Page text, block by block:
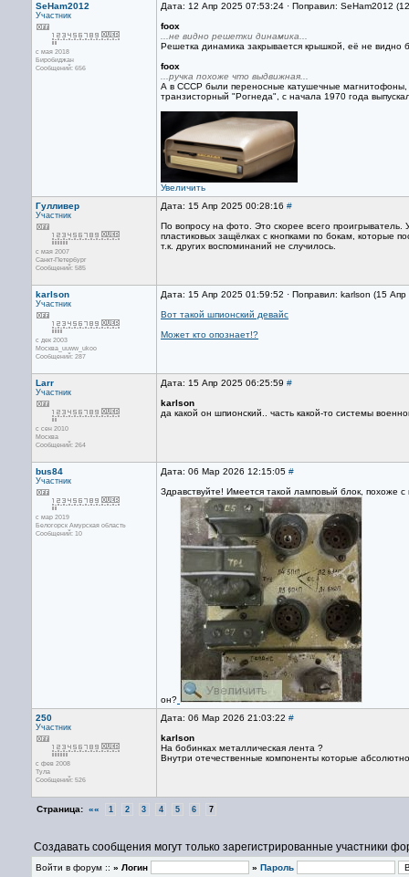
SeHam2012
Участник
с мая 2018
Биробиджан
Сообщений: 656
Дата: 12 Апр 2025 07:53:24 · Поправил: SeHam2012
foox
...не видно решетки динамика...
Решетка динамика закрывается крышкой, её не видно
foox
...ручка похоже что выдвижная...
А в СССР были переносные катушечные магнитофоны,
транзисторный "Рогнеда", с начала 1970 года
Увеличить
Гулливер
Участник
с мая 2007
Санкт-Петербург
Сообщений: 585
Дата: 15 Апр 2025 00:28:16 #
По вопросу на фото. Это скорее всего
пластиковых защёлках с кнопками по бокам, которые
т.к. других воспоминаний не случилось.
karlson
Участник
с дек 2003
Москва_uuww_ukoo
Сообщений: 287
Дата: 15 Апр 2025 01:59:52 · Поправил: karlson (15
Вот такой шпионский девайс
Может кто опознает!?
Larr
Участник
с сен 2010
Москва
Сообщений: 264
Дата: 15 Апр 2025 06:25:59 #
karlson
да какой он шпионский.. часть какой-то системы
bus84
Участник
с мар 2019
Белогорск Амурская область
Сообщений: 10
Дата: 06 Мар 2026 12:15:05 #
Здравствуйте! Имеется такой ламповый блок, похоже
он?
250
Участник
с фев 2008
Тула
Сообщений: 526
Дата: 06 Мар 2026 21:03:22 #
karlson
На бобинках металлическая лента ?
Внутри отечественные компоненты которые
Страница: «« 1 2 3 4 5 6 7
Создавать сообщения могут только зарегистрированные участники
Войти в форум :: » Логин » Пароль